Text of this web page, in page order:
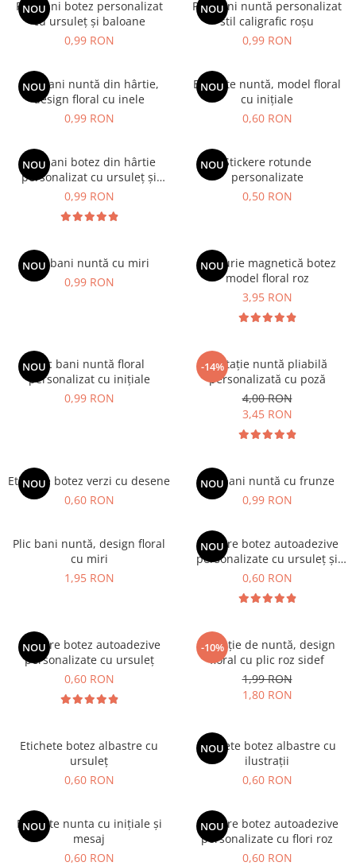
NOU
Plic bani botez personalizat
cu ursuleț și baloane
0,99 RON
NOU
Plic bani nuntă personalizat
stil caligrafic roșu
0,99 RON
NOU
Plic bani nuntă din hârtie,
design floral cu inele
0,99 RON
NOU
Etichete nuntă, model floral
cu inițiale
0,60 RON
NOU
Plic bani botez din hârtie
personalizat cu ursuleț și
baloane
0,99 RON
NOUStickere rotunde
personalizate
0,50 RON
NOU
Plic bani nuntă cu miri
0,99 RON
NOU
Mărturie magnetică botez
model floral roz
3,95 RON
NOUPlic bani nuntă floral
personalizat cu inițiale
0,99 RON
-14%
Invitație nuntă pliabilă
personalizată cu poză
4,00 RON
3,45 RON
NOU
Etichete botez verzi cu desene
0,60 RON
NOU
Plic bani nuntă cu frunze
0,99 RON
Plic bani nuntă, design floral
cu miri
1,95 RON
NOU
Stickere botez autoadezive
personalizate cu ursuleț și
baloane
0,60 RON
NOU
Stickere botez autoadezive
personalizate cu ursuleț
0,60 RON
-10%
Invitație de nuntă, design
floral cu plic roz sidef
1,99 RON
1,80 RON
Etichete botez albastre cu
ursuleț
0,60 RON
NOU
Etichete botez albastre cu
ilustrații
0,60 RON
NOU
Etichete nunta cu inițiale și
mesaj
0,60 RON
NOU
Stickere botez autoadezive
personalizate cu flori roz
0,60 RON